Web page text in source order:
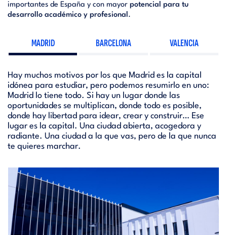
importantes de España y con mayor potencial para tu
desarrollo académico y profesional .
MADRID BARCELONA VALENCIA
Hay muchos motivos por los que Madrid es la capital
idónea para estudiar, pero podemos resumirlo en uno:
Madrid lo tiene todo. Si hay un lugar donde las
oportunidades se multiplican, donde todo es posible,
donde hay libertad para idear, crear y construir… Ese
lugar es la capital. Una ciudad abierta, acogedora y
radiante. Una ciudad a la que vas, pero de la que nunca
te quieres marchar.